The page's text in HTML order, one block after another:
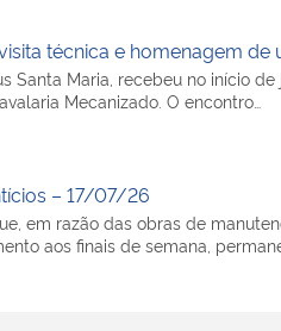
técnica e homenagem de
Santa Maria, recebeu no início
Mecanizado. O encontro…
– 17/07/26
em razão das obras de
aos finais de semana,